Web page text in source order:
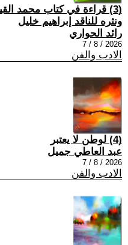
(3) قراءة في كتاب محمد
ونثره للناقد إبراهيم خليل
رائد الحواري
2026 / 8 / 7
الادب والفن
(4) لوطن لا يعتبر
عبد العاطي جميل
2026 / 8 / 7
الادب والفن